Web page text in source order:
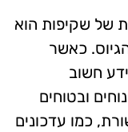
של שקיפות הוא
כאשר
חשוב
ובטוחים
כמו עדכונים